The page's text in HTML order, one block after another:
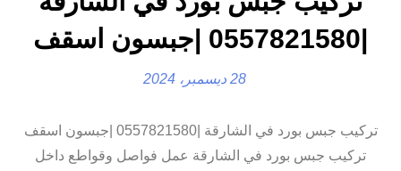
|0557821580 |جبسون اسقف
28 ديسمبر، 2024
تركيب جبس بورد في الشارقة |0557821580 |جبسون اسقف
تركيب جبس بورد في الشارقة عمل فواصل وقواطع داخل